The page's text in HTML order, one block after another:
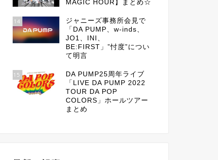
MAGIC HOUR】まとめ☆
14
ジャニーズ事務所会見で
「DA PUMP、w-inds、
JO1、INI、
BE:FIRST」”忖度”につい
て明言
15
DA PUMP25周年ライブ
「LIVE DA PUMP 2022
TOUR DA POP
COLORS」ホールツアー
まとめ